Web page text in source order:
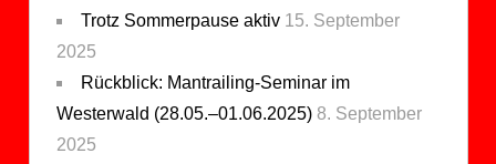
Trotz Sommerpause aktiv 15. September
2025
Rückblick: Mantrailing-Seminar im
Westerwald (28.05.–01.06.2025) 8. September
2025